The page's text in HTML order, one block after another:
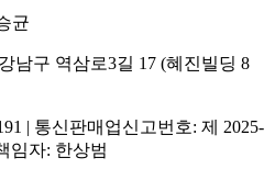
균
남구 역삼로3길 17 (혜진빌딩 8
| 통신판매업신고번호: 제 2025-
임자: 한상범